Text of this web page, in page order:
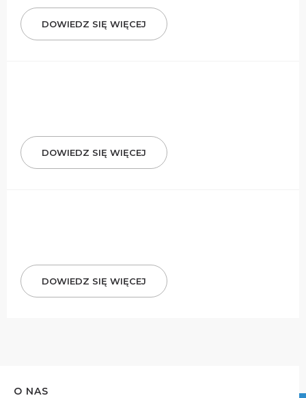
DOWIEDZ SIĘ WIĘCEJ
DOWIEDZ SIĘ WIĘCEJ
DOWIEDZ SIĘ WIĘCEJ
O NAS